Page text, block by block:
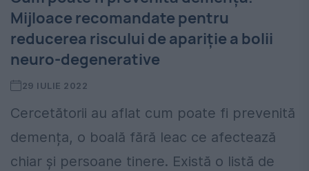
Mijloace recomandate pentru
reducerea riscului de apariție a bolii
neuro-degenerative
29 IULIE 2022
Cercetătorii au aflat cum poate fi prevenită
demența, o boală fără leac ce afectează
chiar și persoane tinere. Există o listă de